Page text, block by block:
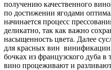
получению качественного
по достижении ягодами
начинается процесс
деликатно, так как важно
насыщенность цвета. Далее
для красных вин
бочках из французского дуба в
вино процеживают и